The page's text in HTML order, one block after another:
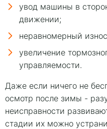
увод машины в
движении;
неравномерный
увеличение
управляемости.
Даже если ничего не
осмотр после зимы -
неисправности
стадии их можно